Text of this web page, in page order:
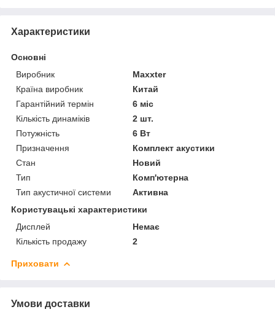
Характеристики
Основні
Виробник
Maxxter
Країна виробник
Китай
Гарантійний термін
6 міс
Кількість динаміків
2 шт.
Потужність
6 Вт
Призначення
Комплект акустики
Стан
Новий
Тип
Комп'ютерна
Тип акустичної системи
Активна
Користувацькі характеристики
Дисплей
Немає
Кількість продажу
2
Приховати
Умови доставки